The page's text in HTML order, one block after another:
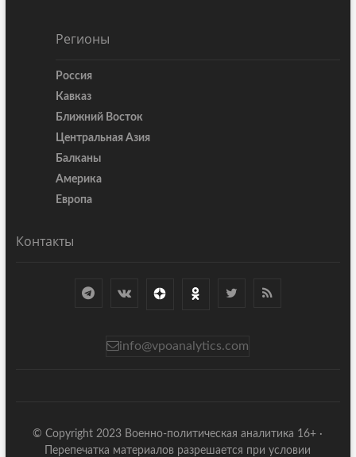
Регионы
Россия
Кавказ
Ближний Восток
Центральная Азия
Балканы
Америка
Европа
Контакты
info@vpoanalytics.com
© Copyright 2023 Военно-политическая аналитика 16+ ·
Перепечатка материалов разрешается при условии